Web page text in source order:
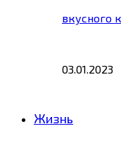
вкусного
03.01.2023
Жизнь